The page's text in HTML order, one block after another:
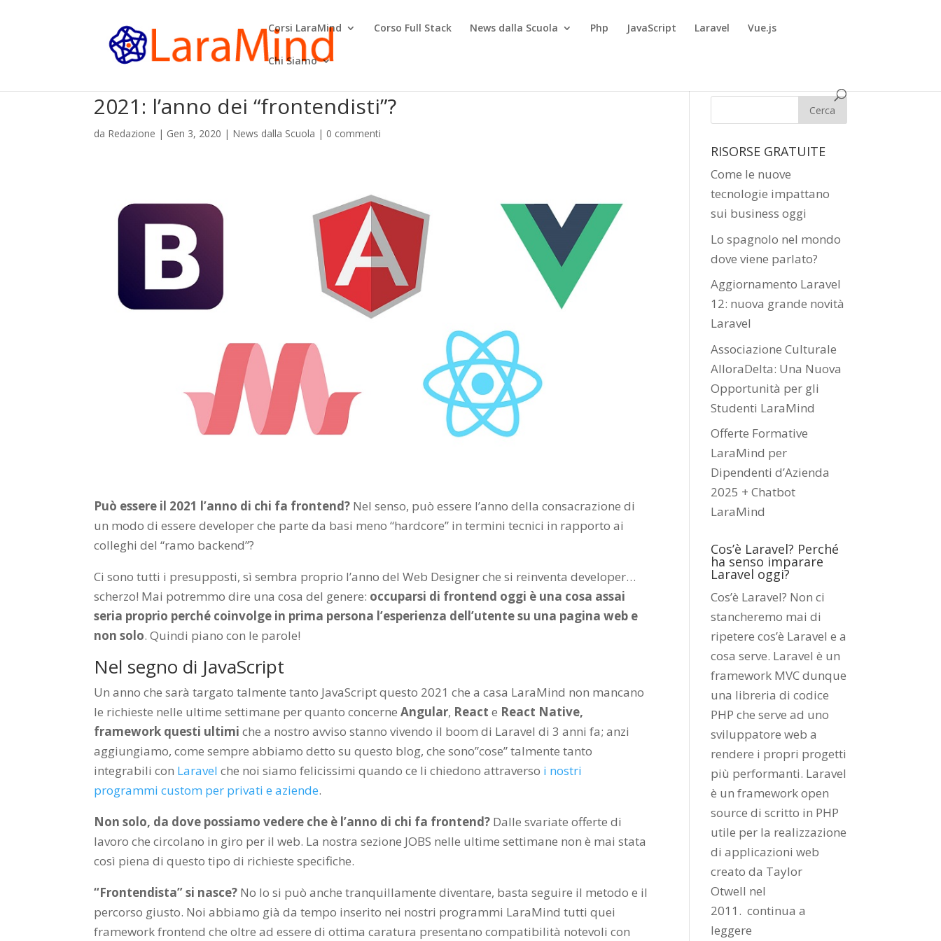
Corsi LaraMind Corso Full Stack News dalla Scuola Php JavaScript Laravel Vue.js
Chi Siamo
2021: l’anno dei “frontendisti”?
da Redazione | Gen 3, 2020 | News dalla Scuola | 0 commenti
Può essere il 2021 l’anno di chi fa frontend? Nel senso, può essere l’anno della consacrazione di
un modo di essere developer che parte da basi meno “hardcore” in termini tecnici in rapporto ai
colleghi del “ramo backend”?
Ci sono tutti i presupposti, sì sembra proprio l’anno del Web Designer che si reinventa developer…
scherzo! Mai potremmo dire una cosa del genere: occuparsi di frontend oggi è una cosa assai
seria proprio perché coinvolge in prima persona l’esperienza dell’utente su una pagina web e
non solo. Quindi piano con le parole!
Nel segno di JavaScript
Un anno che sarà targato talmente tanto JavaScript questo 2021 che a casa LaraMind non mancano
le richieste nelle ultime settimane per quanto concerneAngular, Reacte React Native,
framework questi ultimiche a nostro avviso stanno vivendo il boom di Laravel di 3 anni fa; anzi
aggiungiamo, come sempre abbiamo detto su questo blog, che sono”cose” talmente tanto
integrabili con Laravel che noi siamo felicissimi quando ce li chiedono attraverso i nostri
programmi custom per privati e aziende.
Non solo, da dove possiamo vedere che è l’anno di chi fa frontend? Dalle svariate offerte di
lavoro che circolano in giro per il web. La nostra sezione JOBS nelle ultime settimane non è mai stata
così piena di questo tipo di richieste specifiche.
“Frontendista” si nasce? No lo si può anche tranquillamente diventare, basta seguire il metodo e il
percorso giusto. Noi abbiamo già da tempo inserito nei nostri programmi LaraMind tutti quei
framework frontend che oltre ad essere di ottima caratura presentano compatibilità notevoli con
RISORSE GRATUITE
Come le nuove
tecnologie impattano
sui business oggi
Lo spagnolo nel mondo
dove viene parlato?
Aggiornamento Laravel
12: nuova grande novità
Laravel
Associazione Culturale
AlloraDelta: Una Nuova
Opportunità per gli
Studenti LaraMind
Offerte Formative
LaraMind per
Dipendenti d’Azienda
2025 + Chatbot
LaraMind
Cos’è Laravel? Perché
ha senso imparare
Laravel oggi?
Cos’è Laravel? Non ci
stancheremo mai di
ripetere cos’è Laravel e a
cosa serve. Laravel è un
framework MVC dunque
una libreria di codice
PHP che serve ad uno
sviluppatore web a
rendere i propri progetti
più performanti. Laravel
è un framework open
source di scritto in PHP
utile per la realizzazione
di applicazioni web
creato da Taylor
Otwell nel
2011.continua a
leggere